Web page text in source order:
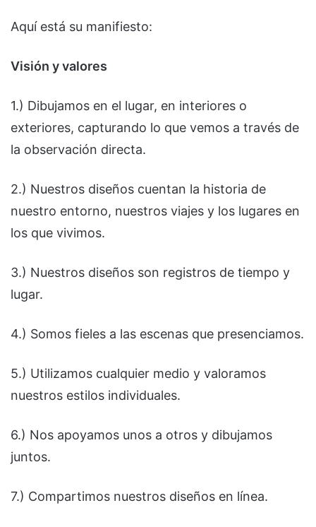
Aquí está su manifiesto:
Visión y valores
1.) Dibujamos en el lugar, en interiores o
exteriores, capturando lo que vemos a través de
la observación directa.
2.) Nuestros diseños cuentan la historia de
nuestro entorno, nuestros viajes y los lugares en
los que vivimos.
3.) Nuestros diseños son registros de tiempo y
lugar.
4.) Somos fieles a las escenas que presenciamos.
5.) Utilizamos cualquier medio y valoramos
nuestros estilos individuales.
6.) Nos apoyamos unos a otros y dibujamos
juntos.
7.) Compartimos nuestros diseños en línea.